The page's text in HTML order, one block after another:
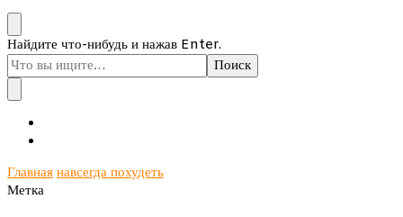
Ищите
что-
то?
Найдите что-нибудь и нажав Enter.
Главная навсегда похудеть
Метка